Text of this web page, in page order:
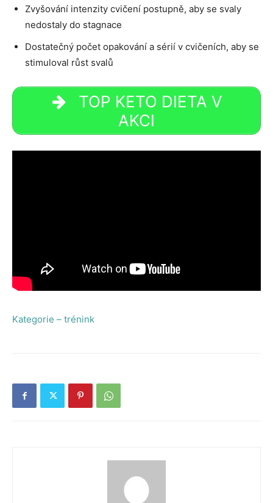
Zvyšování intenzity cvičení postupně, aby se svaly
nedostaly do stagnace
Dostatečný počet opakování a sérií v cvičeních, aby se
stimuloval růst svalů
TOP KETO DIETA V
AKCI
Kategorie – trénink